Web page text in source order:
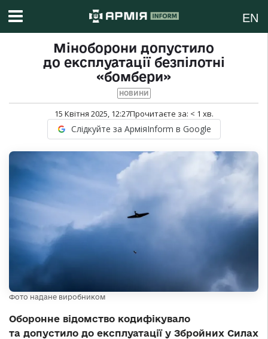
EN
Міноборони допустило
до експлуатації безпілотні
«бомбери»
НОВИНИ
15 Квітня 2025, 12:27Прочитаєте за: < 1 хв.
Слідкуйте за АрміяInform в Google
Фото надане виробником
Оборонне відомство кодифікувало
та допустило до експлуатації у Збройних Силах